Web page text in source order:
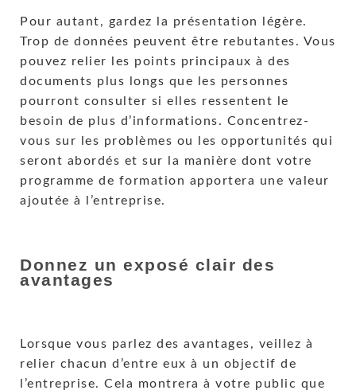
Pour autant, gardez la présentation légère.
Trop de données peuvent être rebutantes. Vous
pouvez relier les points principaux à des
documents plus longs que les personnes
pourront consulter si elles ressentent le
besoin de plus d’informations. Concentrez-
vous sur les problèmes ou les opportunités qui
seront abordés et sur la manière dont votre
programme de formation apportera une valeur
ajoutée à l’entreprise.
Donnez un exposé clair des
avantages
Lorsque vous parlez des avantages, veillez à
relier chacun d’entre eux à un objectif de
l’entreprise. Cela montrera à votre public que